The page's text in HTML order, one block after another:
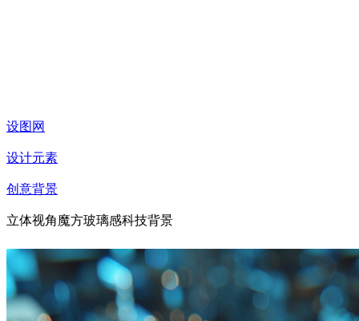
设图网
设计元素
创意背景
立体视角魔方玻璃感科技背景